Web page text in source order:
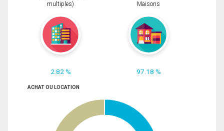
multiples)
2.82 %
Maisons
97.18 %
ACHAT OU LOCATION